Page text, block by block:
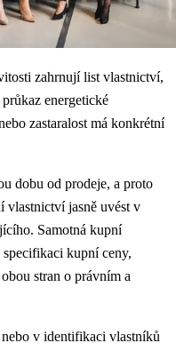
zahrnují list vlastnictví,
energetické
zastaralost má konkrétní
dobu od prodeje, a proto
vlastnictví jasně uvést v
Samotná kupní
specifikaci kupní ceny,
stran o právním a
v identifikaci vlastníků